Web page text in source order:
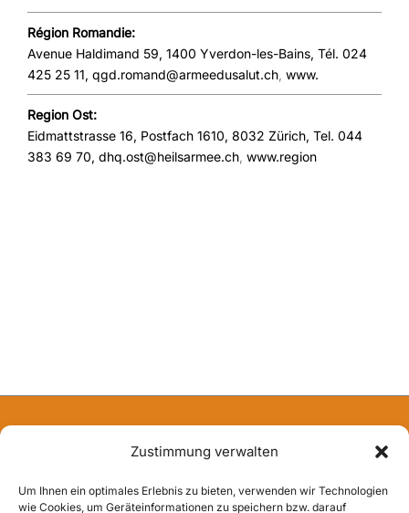
Zustimmung verwalten
Um Ihnen ein optimales Erlebnis zu bieten, verwenden wir Technologien
wie Cookies, um Geräteinformationen zu speichern bzw. darauf
Région Romandie:
Avenue Haldimand 59, 1400 Yverdon-les-Bains, Tél. 024
425 25 11, qgd.romand@armeedusalut.ch www.
Region Ost:
Eidmattstrasse 16, Postfach 1610, 8032 Zürich, Tel. 044
383 69 70, dhq.ost@heilsarmee.ch www.region
Pfändler Annoncen + Verlags AG
Pfändler Annoncen + Verlags AG